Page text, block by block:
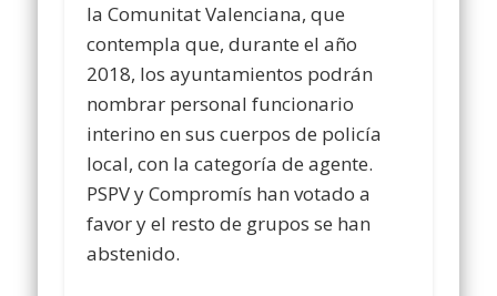
la Comunitat Valenciana, que
contempla que, durante el año
2018, los ayuntamientos podrán
nombrar personal funcionario
interino en sus cuerpos de policía
local, con la categoría de agente.
PSPV y Compromís han votado a
favor y el resto de grupos se han
abstenido.